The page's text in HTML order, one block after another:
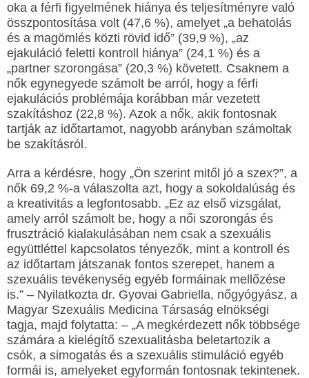
oka a férfi figyelmének hiánya és teljesítményre való
összpontosítása volt (47,6 %), amelyet „a behatolás
és a magömlés közti rövid idő” (39,9 %), „az
ejakuláció feletti kontroll hiánya” (24,1 %) és a
„partner szorongása” (20,3 %) követett. Csaknem a
nők egynegyede számolt be arról, hogy a férfi
ejakulációs problémája korábban már vezetett
szakításhoz (22,8 %). Azok a nők, akik fontosnak
tartják az időtartamot, nagyobb arányban számoltak
be szakításról.
Arra a kérdésre, hogy „Ön szerint mitől jó a szex?”, a
nők 69,2 %-a válaszolta azt, hogy a sokoldalúság és
a kreativitás a legfontosabb. „Ez az első vizsgálat,
amely arról számolt be, hogy a női szorongás és
frusztráció kialakulásában nem csak a szexuális
együttléttel kapcsolatos tényezők, mint a kontroll és
az időtartam játszanak fontos szerepet, hanem a
szexuális tevékenység egyéb formáinak mellőzése
is.” – Nyilatkozta dr. Gyovai Gabriella, nőgyógyász, a
Magyar Szexuális Medicina Társaság elnökségi
tagja, majd folytatta: – „A megkérdezett nők többsége
számára a kielégítő szexualitásba beletartozik a
csók, a simogatás és a szexuális stimuláció egyéb
formái is, amelyeket egyformán fontosnak tekintenek.